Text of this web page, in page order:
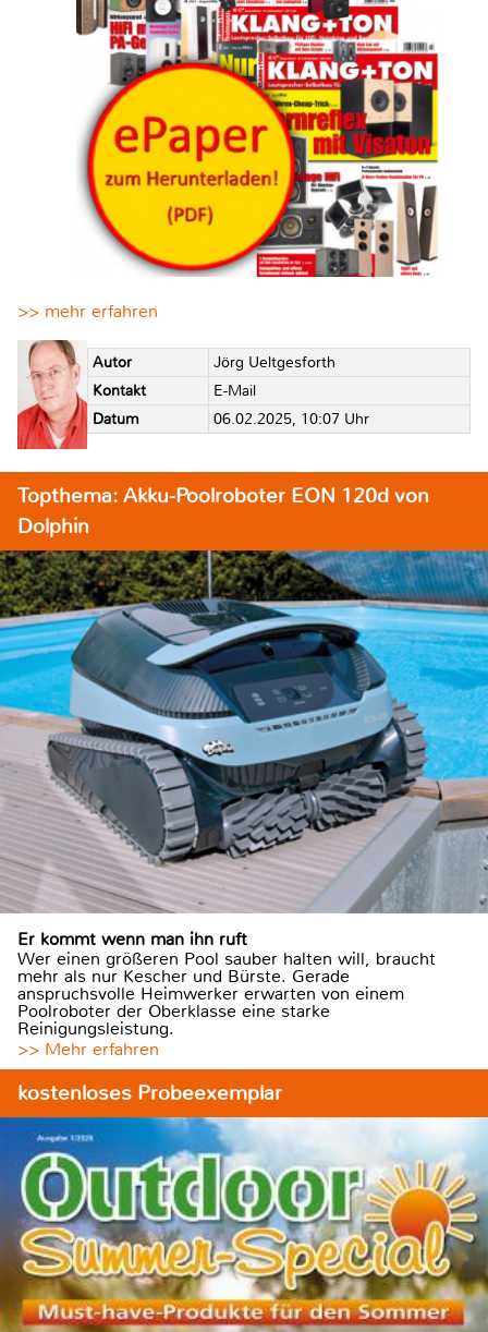
>> mehr erfahren
Autor
Jörg Ueltgesforth
Kontakt
E-Mail
Datum
06.02.2025, 10:07 Uhr
Topthema: Akku-Poolroboter EON 120d von
Dolphin
Er kommt wenn man ihn ruft
Wer einen größeren Pool sauber halten will, braucht
mehr als nur Kescher und Bürste. Gerade
anspruchsvolle Heimwerker erwarten von einem
Poolroboter der Oberklasse eine starke
Reinigungsleistung.
>> Mehr erfahren
kostenloses Probeexemplar